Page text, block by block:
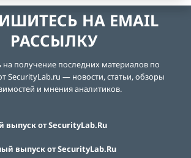
НА EMAIL
РАССЫЛКУ
получение последних материалов по
SecurityLab.ru — новости, статьи, обзоры
и мнения аналитиков.
выпуск от SecurityLab.Ru
выпуск от SecurityLab.Ru